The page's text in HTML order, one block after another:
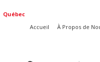
Québec
Accueil
À Propos de